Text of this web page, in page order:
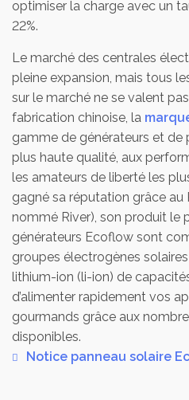
optimiser la charge avec un
22%.
Le marché des centrales
pleine expansion, mais tous
sur le marché ne se valent
fabrication chinoise, la
gamme de générateurs et de
plus haute qualité, aux
les amateurs de liberté les
gagné sa réputation grâce au
nommé River), son produit le
générateurs Ecoflow sont
groupes électrogènes
lithium-ion (li-ion) de
d’alimenter rapidement vos
gourmands grâce aux
disponibles.
Notice panneau solaire